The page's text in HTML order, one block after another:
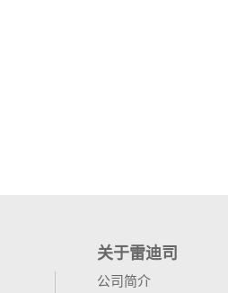
关于雷迪司
公司简介